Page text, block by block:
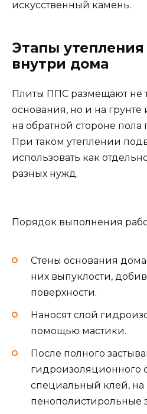
искусственный камень.
Этапы
внутри дома
Плиты ППС размещают не
основания, но и на грунте
на обратной стороне пола
При таком утеплении
использовать как
разных нужд.
Порядок выполнения
Стены основания
них выпуклости,
поверхности.
Наносят слой
помощью мастики.
После полного
гидроизоляционного
специальный клей, на
пенополистирольные